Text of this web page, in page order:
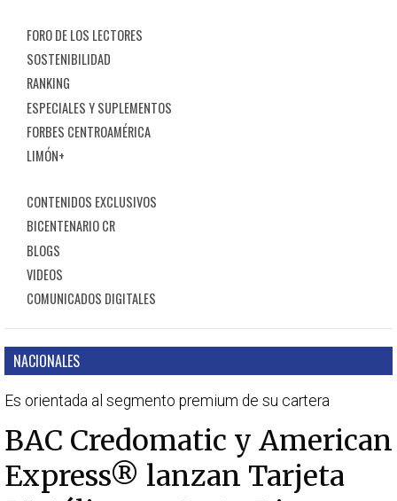
FORO DE LOS LECTORES
SOSTENIBILIDAD
RANKING
ESPECIALES Y SUPLEMENTOS
FORBES CENTROAMÉRICA
LIMÓN+
CONTENIDOS EXCLUSIVOS
BICENTENARIO CR
BLOGS
VIDEOS
COMUNICADOS DIGITALES
NACIONALES
Es orientada al segmento premium de su cartera
BAC Credomatic y American
Express® lanzan Tarjeta